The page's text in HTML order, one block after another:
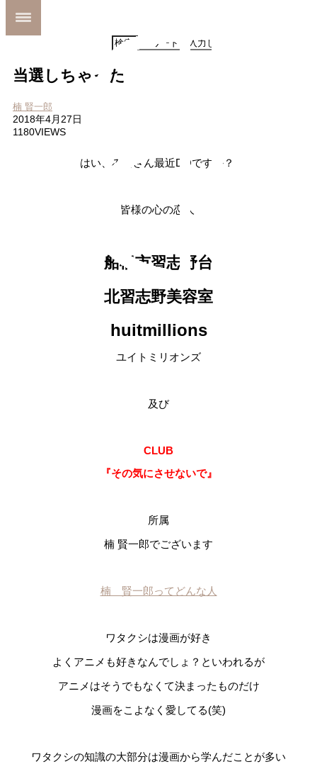
MENU
MENU
SHOP INFO
STYLE
ホーム
SHOP INFO
STYLE
MAIL
MAP
当選しちゃった
楠 賢一郎
2018年4月27日
1180VIEWS
はい、みなさん最近DOですか？
皆様の心の恋人
船橋市習志野台
北習志野美容室
huitmillions
ユイトミリオンズ
及び
CLUB
『その気にさせないで』
所属
楠 賢一郎でございます
楠 賢一郎ってどんな人
ワタクシは漫画が好き
よくアニメも好きなんでしょ？といわれるが
アニメはそうでもなくて決まったものだけ
漫画をこよなく愛してる(笑)
ワタクシの知識の大部分は漫画から学んだことが多い